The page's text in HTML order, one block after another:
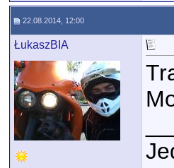
22.08.2014, 12:00
ŁukaszBIA